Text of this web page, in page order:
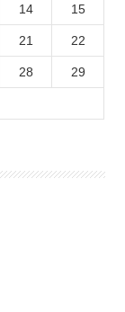
14 15
21 22
28 29